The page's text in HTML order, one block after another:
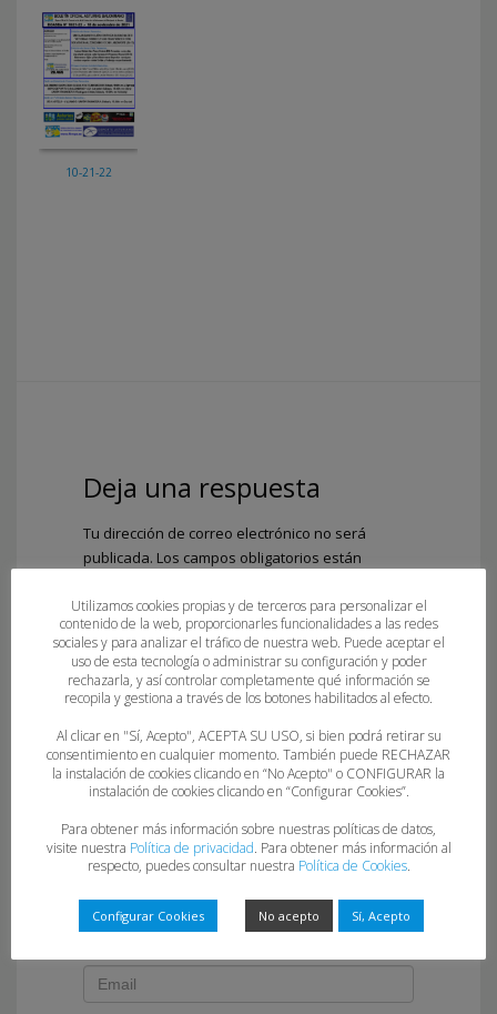
10-21-22
Deja una respuesta
Tu dirección de correo electrónico no será
publicada. Los campos obligatorios están
Comentario*
Nombre *
Utilizamos cookies propias y de terceros para personalizar el
contenido de la web, proporcionarles funcionalidades a las redes
sociales y para analizar el tráfico de nuestra web. Puede aceptar el
uso de esta tecnología o administrar su configuración y poder
rechazarla, y así controlar completamente qué información se
recopila y gestiona a través de los botones habilitados al efecto.
Al clicar en "Sí, Acepto", ACEPTA SU USO, si bien podrá retirar su
consentimiento en cualquier momento. También puede RECHAZAR
la instalación de cookies clicando en “No Acepto" o CONFIGURAR la
instalación de cookies clicando en “Configurar Cookies”.
Para obtener más información sobre nuestras políticas de datos,
visite nuestra Política de privacidad. Para obtener más información al
respecto, puedes consultar nuestra Política de Cookies.
Configurar Cookies No acepto Sí, Acepto